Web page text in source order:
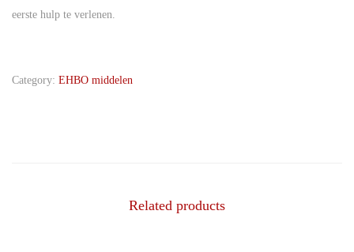
eerste hulp te verlenen.
Category: EHBO middelen
Related products